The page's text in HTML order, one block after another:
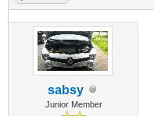
sabsy
Junior Member